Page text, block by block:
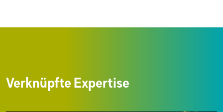
Verknüpfte Expertise